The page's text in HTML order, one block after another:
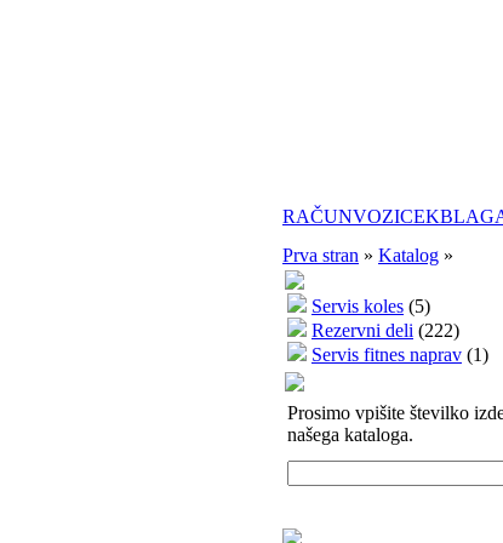
RAČUNVOZICEK
Prva stran » Katalog »
Servis koles (5)
Rezervni deli (222)
Servis fitnes naprav (1)
Prosimo vpišite številko
našega kataloga.